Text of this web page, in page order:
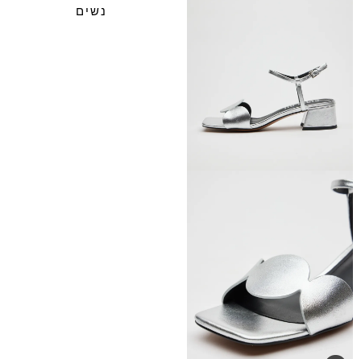
נשים